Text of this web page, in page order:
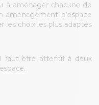
Options
à aménager chacune de
aménagement d’espace
les choix les plus adaptés
faut être attentif à deux